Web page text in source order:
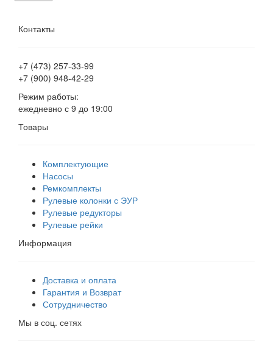
Контакты
+7 (473) 257-33-99
+7 (900) 948-42-29
Режим работы:
ежедневно с 9 до 19:00
Товары
Комплектующие
Насосы
Ремкомплекты
Рулевые колонки с ЭУР
Рулевые редукторы
Рулевые рейки
Информация
Доставка и оплата
Гарантия и Возврат
Сотрудничество
Мы в соц. сетях